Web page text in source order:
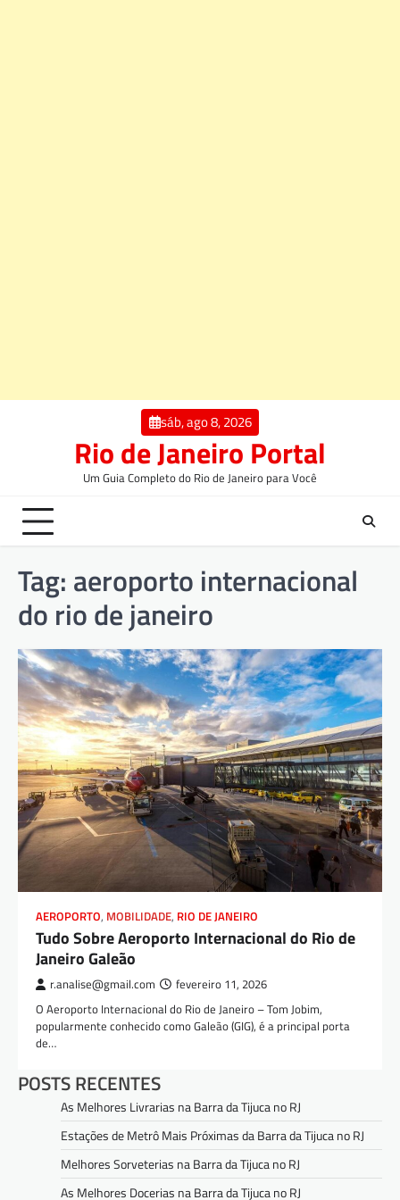
sáb, ago 8, 2026
Rio de Janeiro Portal
Um Guia Completo do Rio de Janeiro para Você
Tag: aeroporto internacional
do rio de janeiro
AEROPORTO, MOBILIDADE, RIO DE JANEIRO
Tudo Sobre Aeroporto Internacional do Rio de
Janeiro Galeão
r.analise@gmail.com fevereiro 11, 2026
O Aeroporto Internacional do Rio de Janeiro – Tom Jobim,
popularmente conhecido como Galeão (GIG), é a principal porta
de…
POSTS RECENTES
As Melhores Livrarias na Barra da Tijuca no RJ
Estações de Metrô Mais Próximas da Barra da Tijuca no RJ
Melhores Sorveterias na Barra da Tijuca no RJ
As Melhores Docerias na Barra da Tijuca no RJ